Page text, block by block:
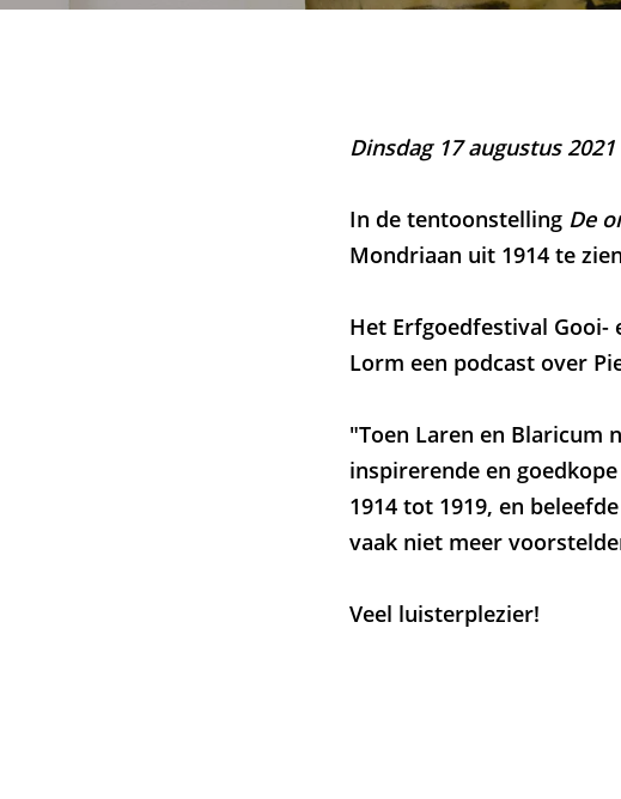
Dinsdag 17 augustus 2021
In de tentoonstelling De
Mondriaan uit 1914 te
Het Erfgoedfestival Gooi-
Lorm een podcast over
"Toen Laren en Blaricum
inspirerende en
1914 tot 1919, en
vaak niet meer
Veel luisterplezier!